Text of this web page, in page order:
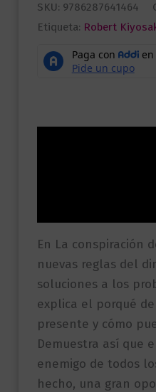
SKU: 9786287641464
Etiqueta: Robert
En La conspiración
nuevas reglas del
soluciones a los
explica el porqué
presente y cómo
Demuestra así que
enemigo de todos
hecho, una gran